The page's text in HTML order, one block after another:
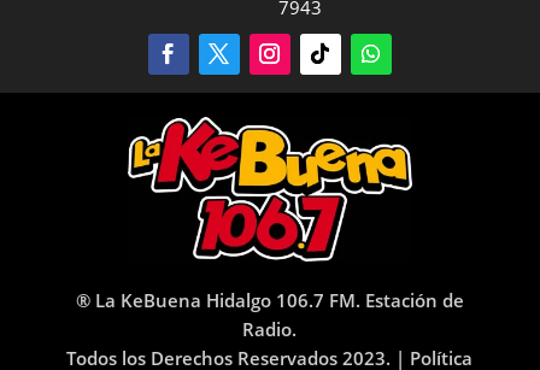
7943
® La KeBuena Hidalgo 106.7 FM. Estación de
Radio.
Todos los Derechos Reservados 2023. | Política